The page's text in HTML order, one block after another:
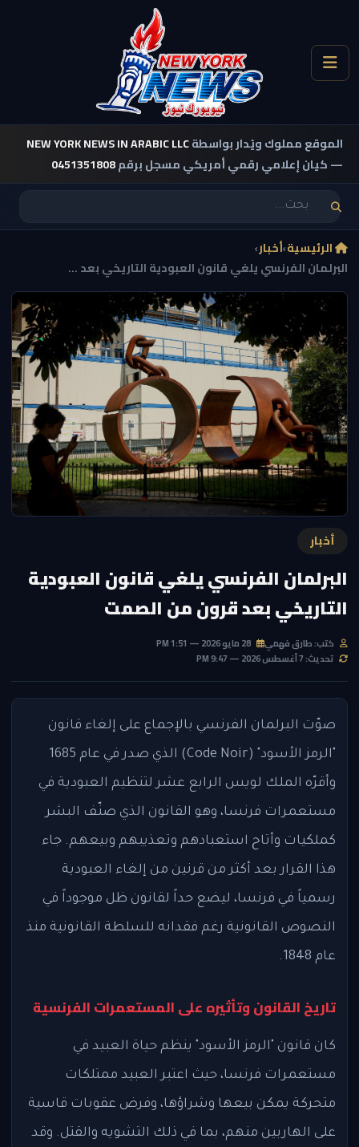
الموقع مملوك ويُدار بواسطةNEW YORK NEWS IN ARABIC LLC
— كيان إعلامي رقمي أمريكي مسجل برقم0451351808
الرئيسية›أخبار›
البرلمان الفرنسي يلغي قانون العبودية التاريخي بعد ...
أخبار
البرلمان الفرنسي يلغي قانون العبودية
التاريخي بعد قرون من الصمت
كتب: طارق فهمي
تحديث: 7 أغسطس 2026 — 9:47 PM
صوّت البرلمان الفرنسي بالإجماع على إلغاء قانون
"الرمز الأسود" (Code Noir) الذي صدر في عام 1685
وأقرّه الملك لويس الرابع عشر لتنظيم العبودية في
مستعمرات فرنسا، وهو القانون الذي صنّف البشر
كملكيات وأتاح استعبادهم وتعذيبهم وبيعهم. جاء
هذا القرار بعد أكثر من قرنين من إلغاء العبودية
رسمياً في فرنسا، ليضع حداً لقانون ظل موجوداً في
النصوص القانونية رغم فقدانه للسلطة القانونية منذ
عام 1848.
تاريخ القانون وتأثيره على المستعمرات الفرنسية
كان قانون "الرمز الأسود" ينظم حياة العبيد في
مستعمرات فرنسا، حيث اعتبر العبيد ممتلكات
متحركة يمكن بيعها وشراؤها، وفرض عقوبات قاسية
على الهاربين منهم، بما في ذلك التشويه والقتل. وقد